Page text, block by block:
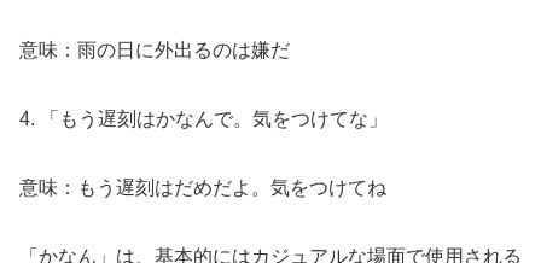
意味：雨の日に外出るのは嫌だ
4. 「もう遅刻はかなんで。気をつけてな」
意味：もう遅刻はだめだよ。気をつけてね
「かなん」は、基本的にはカジュアルな場面で使用される